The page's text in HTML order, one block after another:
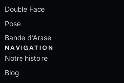
n
Double Face
Pose
Bande d’Arase
NAVIGATION
Notre histoire
Blog